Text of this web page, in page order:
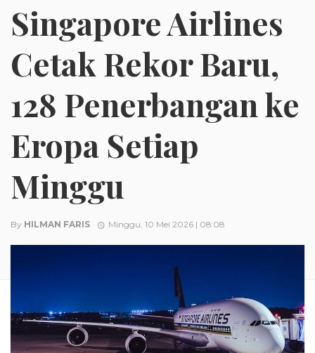
Singapore Airlines
Cetak Rekor Baru,
128 Penerbangan ke
Eropa Setiap
Minggu
By HILMAN FARIS Minggu, 10 Mei 2026 | 08:08